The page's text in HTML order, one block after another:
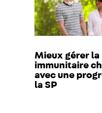
Mieux gérer la
immunitaire
avec une
la SP